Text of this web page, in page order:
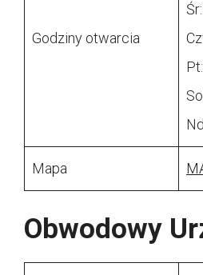
Godziny otwarcia
Mapa
Obwodowy